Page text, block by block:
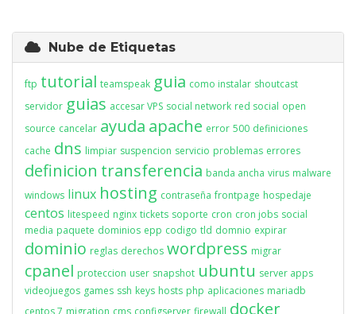
Nube de Etiquetas
ftp tutorial teamspeak guia como instalar shoutcast
servidor guias accesar VPS social network red social open
source cancelar ayuda apache error 500 definiciones
cache dns limpiar suspencion servicio problemas errores
definicion transferencia banda ancha virus malware
windows linux hosting contraseña frontpage hospedaje
centos litespeed nginx tickets soporte cron cron jobs social
media paquete dominios epp codigo tld domnio expirar
dominio reglas derechos wordpress migrar
cpanel proteccion user snapshot ubuntu server apps
videojuegos games ssh keys hosts php aplicaciones mariadb
centos 7 migration cms configserver firewall docker